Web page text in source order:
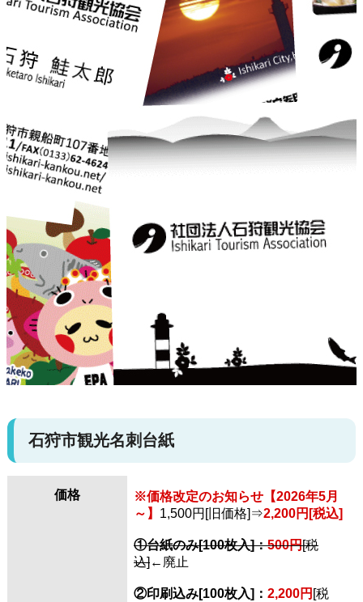
石狩市観光名刺台紙
価格
※価格改定のお知らせ【2026年5月
～】 1,500円[旧価格]⇒2,200円[税込]
①台紙のみ[100枚入]：500円[税
込]←廃止
②印刷込み[100枚入]： 2,200円 [税